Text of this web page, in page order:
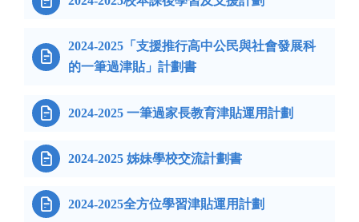

2024-2025「支援推行高中公民與社會發展科
的一筆過津貼」計劃書
 2024-2025 一筆過家長教育津貼運用計劃
 2024-2025 姊妹學校交流計劃書
 2024-2025全方位學習津貼運用計劃